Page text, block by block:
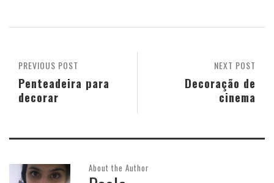
NEXT POST
Decoração de
cinema
PREVIOUS POST
Penteadeira para
decorar
About the Author